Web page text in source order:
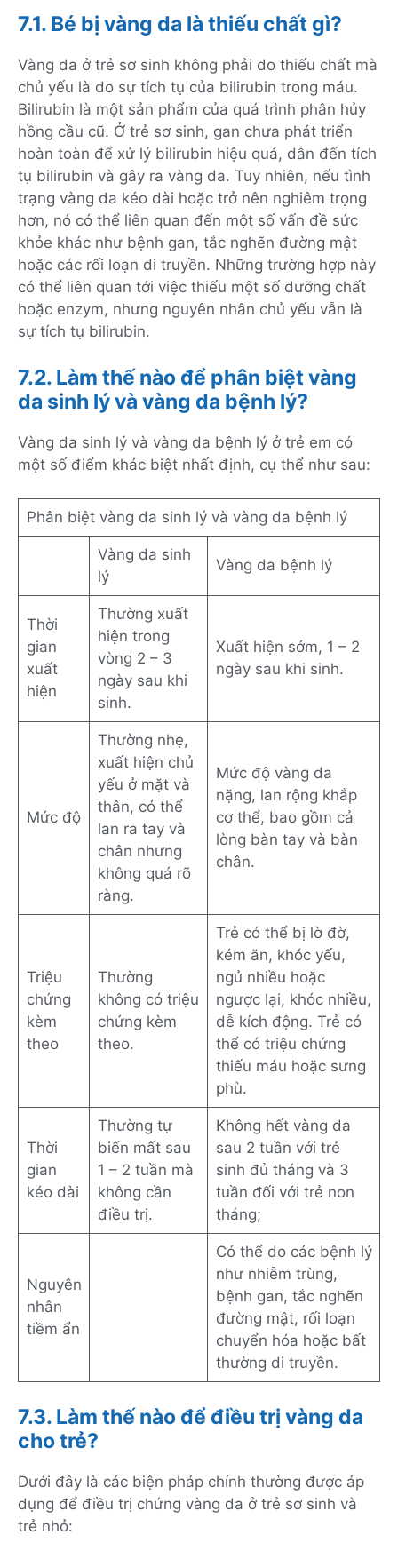
7.1. Bé bị vàng da là thiếu chất gì?
Vàng da ở trẻ sơ sinh không phải do thiếu chất mà
chủ yếu là do sự tích tụ của bilirubin trong máu.
Bilirubin là một sản phẩm của quá trình phân hủy
hồng cầu cũ. Ở trẻ sơ sinh, gan chưa phát triển
hoàn toàn để xử lý bilirubin hiệu quả, dẫn đến tích
tụ bilirubin và gây ra vàng da. Tuy nhiên, nếu tình
trạng vàng da kéo dài hoặc trở nên nghiêm trọng
hơn, nó có thể liên quan đến một số vấn đề sức
khỏe khác như bệnh gan, tắc nghẽn đường mật
hoặc các rối loạn di truyền. Những trường hợp này
có thể liên quan tới việc thiếu một số dưỡng chất
hoặc enzym, nhưng nguyên nhân chủ yếu vẫn là
sự tích tụ bilirubin.
7.2. Làm thế nào để phân biệt vàng
da sinh lý và vàng da bệnh lý?
Vàng da sinh lý và vàng da bệnh lý ở trẻ em có
một số điểm khác biệt nhất định, cụ thể như sau:
Phân biệt vàng da sinh lý và vàng da bệnh lý
Vàng da sinh
lý
Vàng da bệnh lý
Thời
gian
xuất
hiện
Thường xuất
hiện trong
vòng 2 – 3
ngày sau khi
sinh.
Xuất hiện sớm, 1 – 2
ngày sau khi sinh.
Mức độ
Thường nhẹ,
xuất hiện chủ
yếu ở mặt và
thân, có thể
lan ra tay và
chân nhưng
không quá rõ
ràng.
Mức độ vàng da
nặng, lan rộng khắp
cơ thể, bao gồm cả
lòng bàn tay và bàn
chân.
Triệu
chứng
kèm
theo
Thường
không có triệu
chứng kèm
theo.
Trẻ có thể bị lờ đờ,
kém ăn, khóc yếu,
ngủ nhiều hoặc
ngược lại, khóc nhiều,
dễ kích động. Trẻ có
thể có triệu chứng
thiếu máu hoặc sưng
phù.
Thời
gian
kéo dài
Thường tự
biến mất sau
1 – 2 tuần mà
không cần
điều trị.
Không hết vàng da
sau 2 tuần với trẻ
sinh đủ tháng và 3
tuần đối với trẻ non
tháng;
Nguyên
nhân
tiềm ẩn
Có thể do các bệnh lý
như nhiễm trùng,
bệnh gan, tắc nghẽn
đường mật, rối loạn
chuyển hóa hoặc bất
thường di truyền.
7.3. Làm thế nào để điều trị vàng da
cho trẻ?
Dưới đây là các biện pháp chính thường được áp
dụng để điều trị chứng vàng da ở trẻ sơ sinh và
trẻ nhỏ: